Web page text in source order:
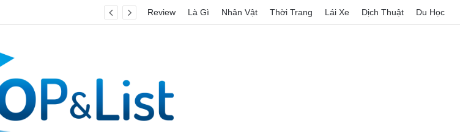
Review Là Gì Nhân Vật Thời Trang Lái Xe Dịch Thuật Du Học